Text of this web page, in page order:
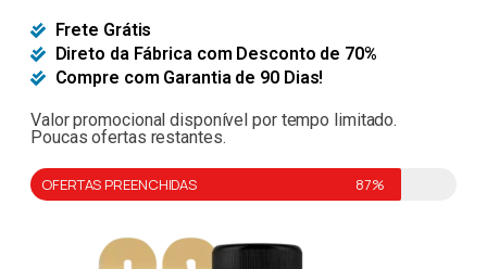
Frete Grátis
Direto da Fábrica com Desconto de 70%
Compre com Garantia de 90 Dias!
Valor promocional disponível por tempo limitado.
Poucas ofertas restantes.
OFERTAS PREENCHIDAS 87%